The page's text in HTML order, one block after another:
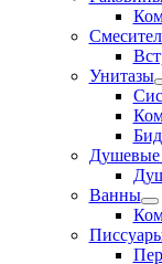
Унитазы
Душевые
Ванны